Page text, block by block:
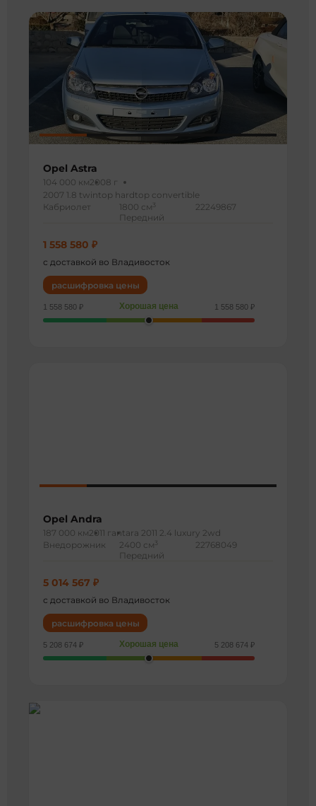
Opel Astra
104 000 км2008 г
2007 1.8 twintop hardtop convertible
Кабриолет
1800 см 3
Передний
22249867
1 558 580 ₽
с доставкой во Владивосток
расшифровка цены
1 558 580 ₽ Хорошая цена 1 558 580 ₽
Opel Andra
187 000 км2011 г antara 2011 2.4 luxury 2wd
Внедорожник
2400 см 3
Передний
22768049
5 014 567 ₽
с доставкой во Владивосток
расшифровка цены
5 208 674 ₽ Хорошая цена 5 208 674 ₽